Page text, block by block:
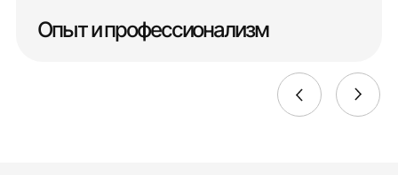
Опыт и профессионализм